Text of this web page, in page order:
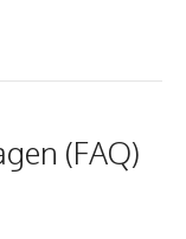
(FAQ)